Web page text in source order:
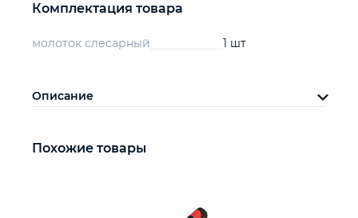
Комплектация товара
молоток слесарный 1 шт
Описание
Похожие товары